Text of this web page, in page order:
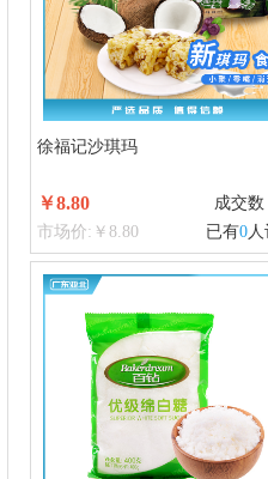
徐福记沙琪玛
￥8.80
成交数
市场价:￥8.80
已有0